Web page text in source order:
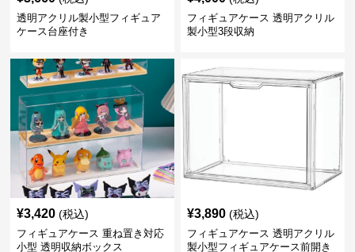
透明アクリル製小型フィギュア
ケース台座付き
フィギュアケース 透明アクリル
製小型3段収納
¥3,420 (税込)
フィギュアケース 重ね置き対応
小型 透明収納ボックス
¥3,890 (税込)
フィギュアケース 透明アクリル
製小型フィギュアケース前開き